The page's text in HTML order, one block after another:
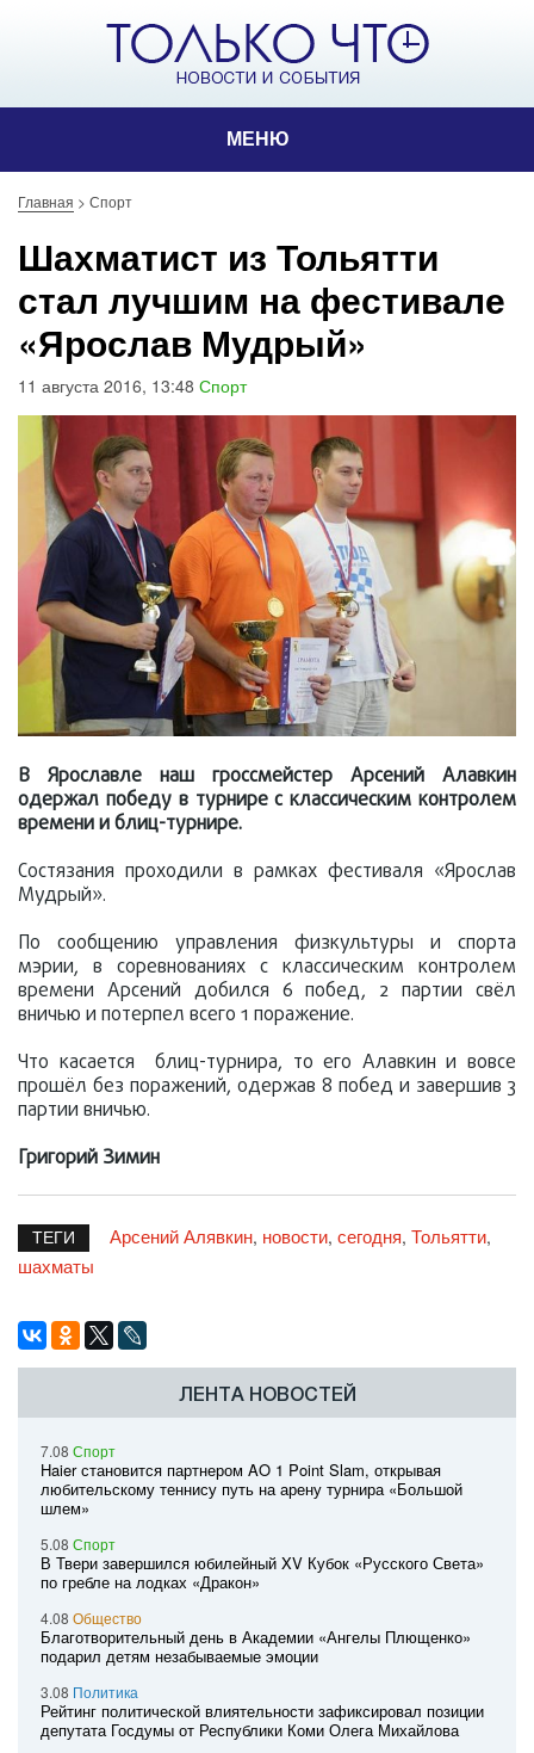
МЕНЮ
Главная > Спорт
Шахматист из Тольятти
стал лучшим на фестивале
«Ярослав Мудрый»
11 августа 2016, 13:48 Спорт
В Ярославле наш гроссмейстер Арсений Алавкин
одержал победу в турнире с классическим контролем
времени и блиц-турнире.
Состязания проходили в рамках фестиваля «Ярослав
Мудрый».
По сообщению управления физкультуры и спорта
мэрии, в соревнованиях с классическим контролем
времени Арсений добился 6 побед, 2 партии свёл
вничью и потерпел всего 1 поражение.
Что касается блиц-турнира, то его Алавкин и вовсе
прошёл без поражений, одержав 8 побед и завершив 3
партии вничью.
Григорий Зимин
ТЕГИ Арсений Алявкин, новости, сегодня, Тольятти,
шахматы
ЛЕНТА НОВОСТЕЙ
7.08 Спорт
Haier становится партнером AO 1 Point Slam, открывая
любительскому теннису путь на арену турнира «Большой
шлем»
5.08 Спорт
В Твери завершился юбилейный XV Кубок «Русского Света»
по гребле на лодках «Дракон»
4.08 Общество
Благотворительный день в Академии «Ангелы Плющенко»
подарил детям незабываемые эмоции
3.08 Политика
Рейтинг политической влиятельности зафиксировал позиции
депутата Госдумы от Республики Коми Олега Михайлова